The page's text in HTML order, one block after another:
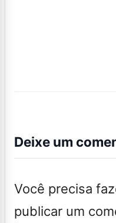
Deixe um
Você precisa
publicar um